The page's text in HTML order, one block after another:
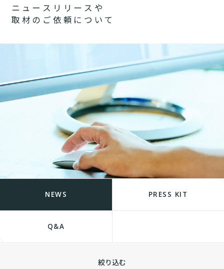
ニ ュ ー ス リ リ ー ス や
取 材 の ご 依 頼 に つ い て
NEWS PRESS KIT
Q&A
絞り込む